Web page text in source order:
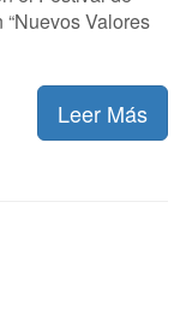
Valores
Leer Más